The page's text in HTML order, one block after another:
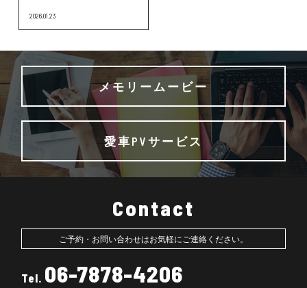
2026.01.23
メモリームービー
愛車PVサービス
Contact
ご予約・お問い合わせはお気軽にご連絡ください。
Tel. 06-7878-4206